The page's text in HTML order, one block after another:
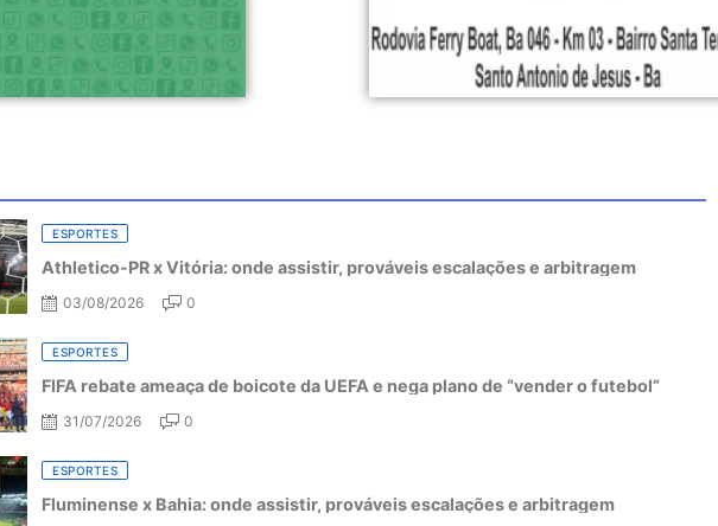
ESPORTES
Athletico-PR x Vitória: onde assistir, prováveis escalações e arbitragem
03/08/2026 0
ESPORTES
FIFA rebate ameaça de boicote da UEFA e nega plano de “vender o futebol”
31/07/2026 0
ESPORTES
Fluminense x Bahia: onde assistir, prováveis escalações e arbitragem